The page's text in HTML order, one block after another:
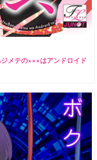
メテの×××はアンドロイド